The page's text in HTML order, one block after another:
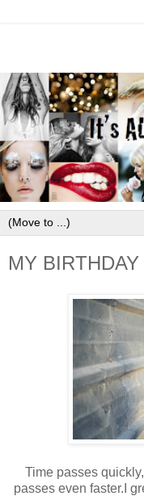
MY
Time passes
passes even faster.I